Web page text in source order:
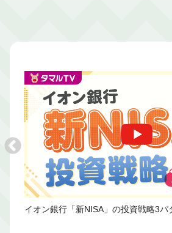
イオン銀行「新NISA」の投資戦略3パ